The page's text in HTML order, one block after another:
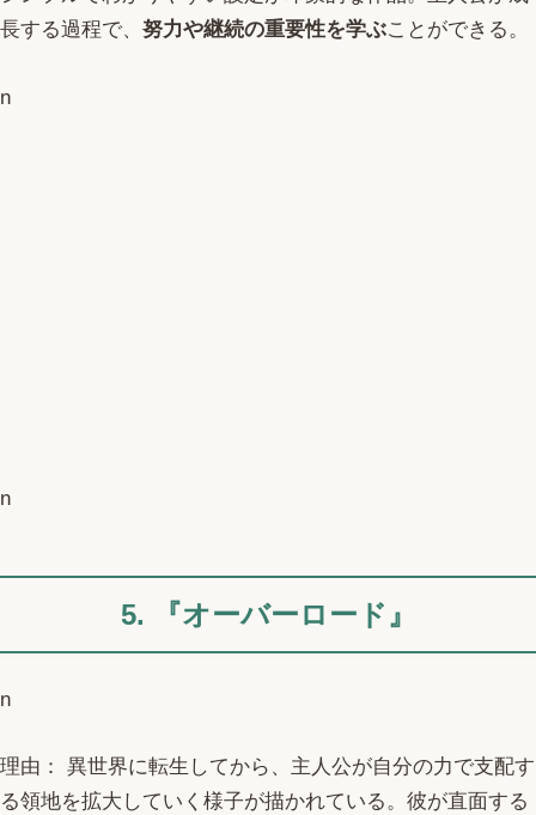
長する過程で、努力や継続の重要性を学ぶことができる。
n
n
5. 『オーバーロード』
n
理由： 異世界に転生してから、主人公が自分の力で支配す
る領地を拡大していく様子が描かれている。彼が直面する